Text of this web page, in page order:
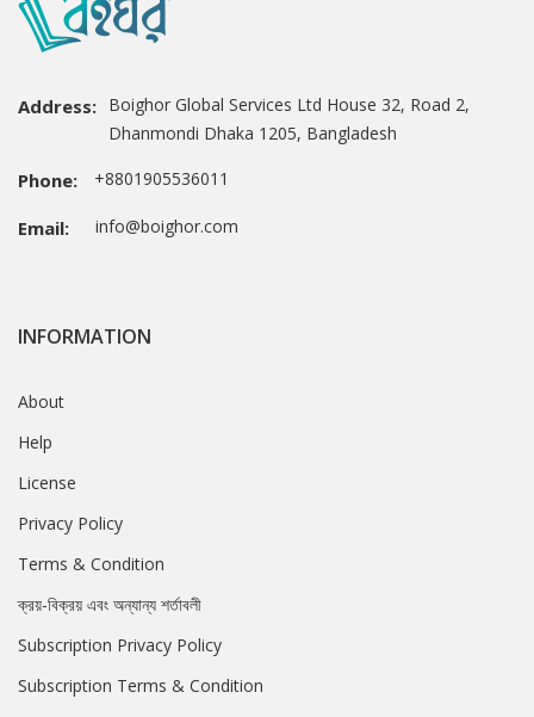
Address: Boighor Global Services Ltd House 32, Road 2,
Dhanmondi Dhaka 1205, Bangladesh
Phone: +8801905536011
Email: info@boighor.com
INFORMATION
About
Help
License
Privacy Policy
Terms & Condition
ক্রয়-বিক্রয় এবং অন্যান্য শর্তাবলী
Subscription Privacy Policy
Subscription Terms & Condition